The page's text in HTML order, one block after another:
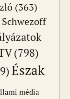
(363)
(798)
Észak
média